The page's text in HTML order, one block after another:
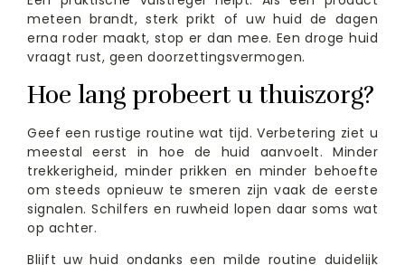
meteen brandt, sterk prikt of uw huid de dagen
erna roder maakt, stop er dan mee. Een droge huid
vraagt rust, geen doorzettingsvermogen.
Hoe lang probeert u thuiszorg?
Geef een rustige routine wat tijd. Verbetering ziet u
meestal eerst in hoe de huid aanvoelt. Minder
trekkerigheid, minder prikken en minder behoefte
om steeds opnieuw te smeren zijn vaak de eerste
signalen. Schilfers en ruwheid lopen daar soms wat
op achter.
Blijft uw huid ondanks een milde routine duidelijk